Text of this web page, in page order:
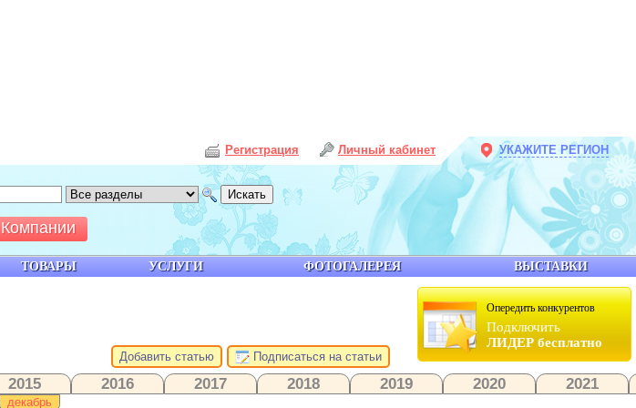
Опередить конкурентов
Подключить
ЛИДЕР бесплатно
Добавить статью
Подписаться на статьи
2015 2016 2017 2018 2019 2020 2021
декабрь
ТОВАРЫ УСЛУГИ ФОТОГАЛЕРЕЯ ВЫСТАВКИ
Компании
Личный кабинет
Регистрация УКАЖИТЕ РЕГИОН